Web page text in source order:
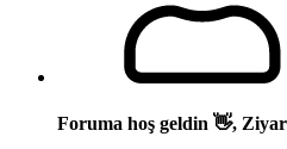
Foruma hoş geldin 👋,